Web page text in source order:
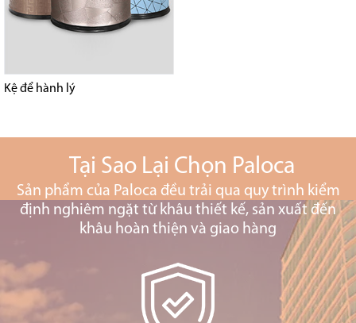
Kệ để hành lý
Tại Sao Lại Chọn Paloca
Sản phẩm của Paloca đều trải qua quy trình kiểm
định nghiêm ngặt từ khâu thiết kế, sản xuất đến
khâu hoàn thiện và giao hàng